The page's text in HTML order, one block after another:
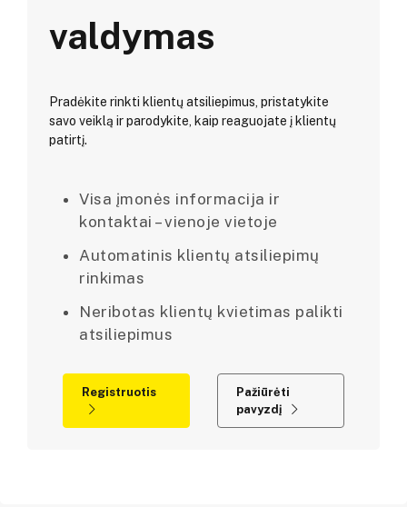
valdymas
Pradėkite rinkti klientų atsiliepimus, pristatykite
savo veiklą ir parodykite, kaip reaguojate į klientų
patirtį.
Visa įmonės informacija ir
kontaktai – vienoje vietoje
Automatinis klientų atsiliepimų
rinkimas
Neribotas klientų kvietimas palikti
atsiliepimus
Registruotis
Pažiūrėti
pavyzdį